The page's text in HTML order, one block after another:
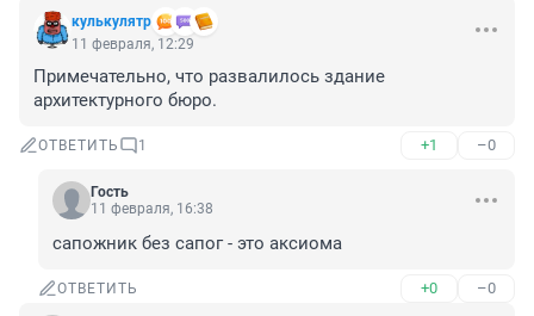
кулькулятр
11 февраля, 12:29
Примечательно, что развалилось здание
архитектурного бюро.
ОТВЕТИТЬ 1 +1 –0
Гость
11 февраля, 16:38
сапожник без сапог - это аксиома
ОТВЕТИТЬ +0 –0